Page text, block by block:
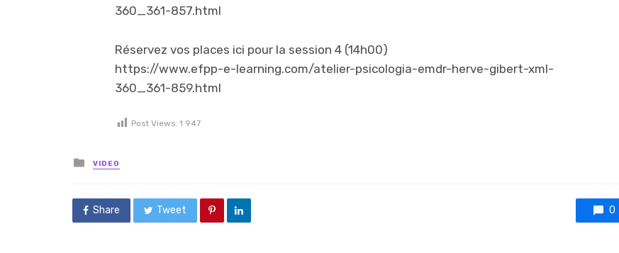
360_361-857.html
Réservez vos places ici pour la session 4 (14h00)
https://www.efpp-e-learning.com/atelier-psicologia-emdr-herve-gibert-xml-
360_361-859.html
Post Views: 1 947
Posted in
VIDEO
Share Tweet 0